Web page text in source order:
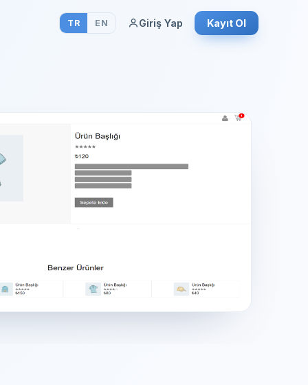
TR EN Giriş Yap Kayıt Ol